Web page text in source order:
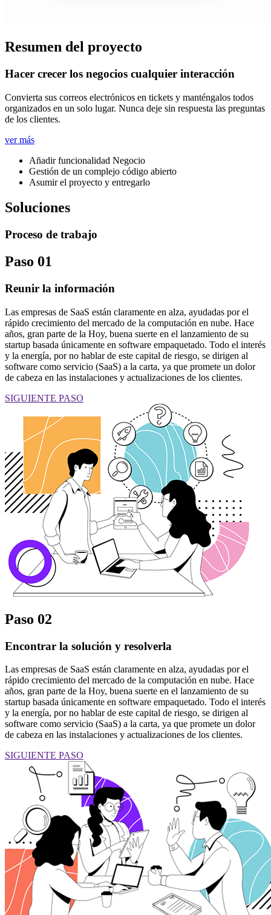
Resumen del proyecto
Hacer crecer los negocios cualquier interacción
Convierta sus correos electrónicos en tickets y manténgalos todos
organizados en un solo lugar. Nunca deje sin respuesta las preguntas
de los clientes.
ver más
Añadir funcionalidad Negocio
Gestión de un complejo código abierto
Asumir el proyecto y entregarlo
Soluciones
Proceso de trabajo
Paso 01
Reunir la información
Las empresas de SaaS están claramente en alza, ayudadas por el
rápido crecimiento del mercado de la computación en nube. Hace
años, gran parte de la Hoy, buena suerte en el lanzamiento de su
startup basada únicamente en software empaquetado. Todo el interés
y la energía, por no hablar de este capital de riesgo, se dirigen al
software como servicio (SaaS) a la carta, ya que promete un dolor
de cabeza en las instalaciones y actualizaciones de los clientes.
SIGUIENTE PASO
Paso 02
Encontrar la solución y resolverla
Las empresas de SaaS están claramente en alza, ayudadas por el
rápido crecimiento del mercado de la computación en nube. Hace
años, gran parte de la Hoy, buena suerte en el lanzamiento de su
startup basada únicamente en software empaquetado. Todo el interés
y la energía, por no hablar de este capital de riesgo, se dirigen al
software como servicio (SaaS) a la carta, ya que promete un dolor
de cabeza en las instalaciones y actualizaciones de los clientes.
SIGUIENTE PASO